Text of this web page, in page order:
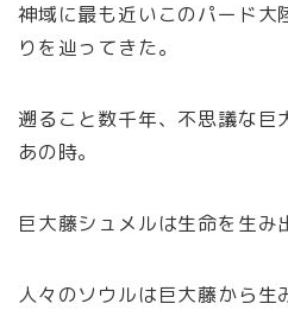
神域に最も近いこのパード大
りを辿ってきた。
遡ること数千年、不思議な巨
あの時。
巨大藤シュメルは生命を生み
人々のソウルは巨大藤から生